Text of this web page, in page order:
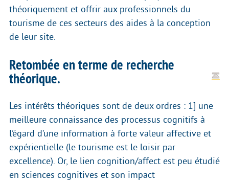
théoriquement et offrir aux professionnels du
tourisme de ces secteurs des aides à la conception
de leur site.
Retombée en terme de recherche
théorique.
Les intérêts théoriques sont de deux ordres : 1] une
meilleure connaissance des processus cognitifs à
l’égard d’une information à forte valeur affective et
expérientielle (le tourisme est le loisir par
excellence). Or, le lien cognition/affect est peu étudié
en sciences cognitives et son impact